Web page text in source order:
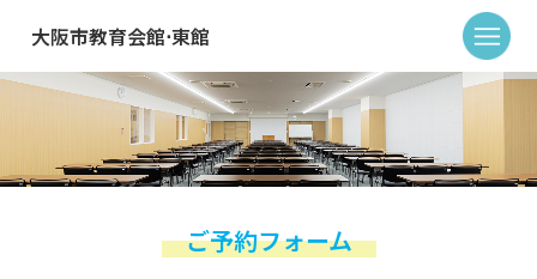
大阪市教育会館⋅東館
ご予約フォーム